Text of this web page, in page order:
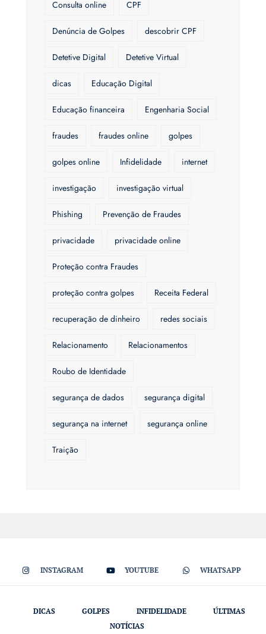
Consulta online CPF
Denúncia de Golpes descobrir CPF
Detetive Digital Detetive Virtual
dicas Educação Digital
Educação financeira Engenharia Social
fraudes fraudes online golpes
golpes online Infidelidade internet
investigação investigação virtual
Phishing Prevenção de Fraudes
privacidade privacidade online
Proteção contra Fraudes
proteção contra golpes Receita Federal
recuperação de dinheiro redes sociais
Relacionamento Relacionamentos
Roubo de Identidade
segurança de dados segurança digital
segurança na internet segurança online
Traição
INSTAGRAM YOUTUBE WHATSAPP
DICAS GOLPES INFIDELIDADE
ÚLTIMAS
NOTÍCIAS